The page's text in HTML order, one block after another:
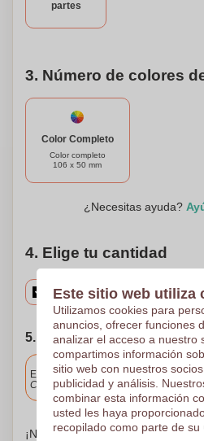
partes
3. Número de colores
Color Completo
Color completo
106 x 50 mm
¿Necesitas ayuda?
4. Elige tu cantidad
5. Elija su fecha de envío
Entrega estándar
Cargue y apruebe sus archivos antes
¡No te preocupes! Simplemente
Este sitio web utiliza
Utilizamos cookies para
anuncios, ofrecer funciones
analizar el acceso a nuestro
compartimos información
sitio web con nuestros
publicidad y análisis.
combinar esta información
usted les haya
recopilado como parte de su